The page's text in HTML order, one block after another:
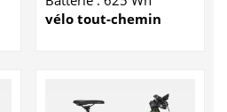
vélo tout-chemin